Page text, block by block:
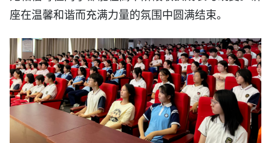
座在温馨和谐而充满力量的氛围中圆满结束。